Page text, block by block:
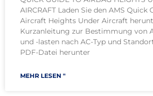
AIRCRAFT Laden Sie den AMS Quick
Aircraft Heights Under Aircraft
Kurzanleitung zur Bestimmung von
und -lasten nach AC-Typ und
PDF-Datei herunter
MEHR LESEN "